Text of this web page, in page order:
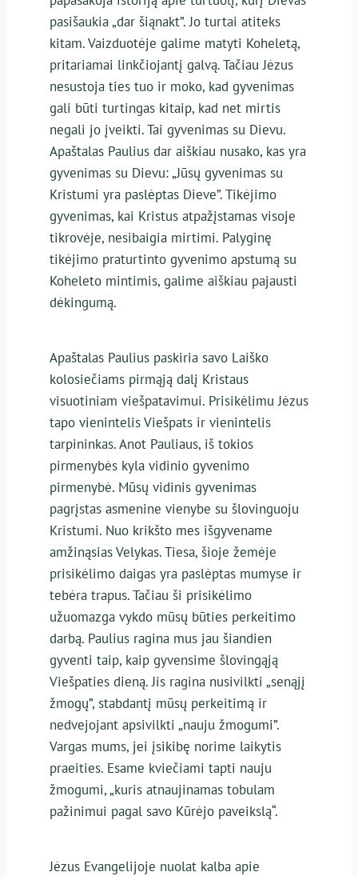
pasišaukia „dar šiąnakt”. Jo turtai atiteks
kitam. Vaizduotėje galime matyti Koheletą,
pritariamai linkčiojantį galvą. Tačiau Jėzus
nesustoja ties tuo ir moko, kad gyvenimas
gali būti turtingas kitaip, kad net mirtis
negali jo įveikti. Tai gyvenimas su Dievu.
Apaštalas Paulius dar aiškiau nusako, kas yra
gyvenimas su Dievu: „Jūsų gyvenimas su
Kristumi yra paslėptas Dieve”. Tikėjimo
gyvenimas, kai Kristus atpažįstamas visoje
tikrovėje, nesibaigia mirtimi. Palyginę
tikėjimo praturtinto gyvenimo apstumą su
Koheleto mintimis, galime aiškiau pajausti
dėkingumą.
Apaštalas Paulius paskiria savo Laiško
kolosiečiams pirmąją dalį Kristaus
visuotiniam viešpatavimui. Prisikėlimu Jėzus
tapo vienintelis Viešpats ir vienintelis
tarpininkas. Anot Pauliaus, iš tokios
pirmenybės kyla vidinio gyvenimo
pirmenybė. Mūsų vidinis gyvenimas
pagrįstas asmenine vienybe su šlovinguoju
Kristumi. Nuo krikšto mes išgyvename
amžinąsias Velykas. Tiesa, šioje žemėje
prisikėlimo daigas yra paslėptas mumyse ir
tebėra trapus. Tačiau ši prisikėlimo
užuomazga vykdo mūsų būties perkeitimo
darbą. Paulius ragina mus jau šiandien
gyventi taip, kaip gyvensime šlovingąją
Viešpaties dieną. Jis ragina nusivilkti „senąjį
žmogų”, stabdantį mūsų perkeitimą ir
nedvejojant apsivilkti „nauju žmogumi”.
Vargas mums, jei įsikibę norime laikytis
praeities. Esame kviečiami tapti nauju
žmogumi, „kuris atnaujinamas tobulam
pažinimui pagal savo Kūrėjo paveikslą“.
Jėzus Evangelijoje nuolat kalba apie